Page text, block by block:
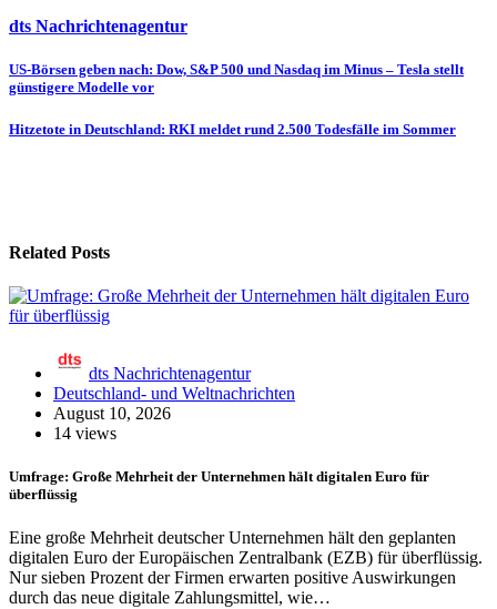
dts Nachrichtenagentur
Beitragsnavigation
US-Börsen geben nach: Dow, S&P 500 und Nasdaq im Minus – Tesla stellt
günstigere Modelle vor
Hitzetote in Deutschland: RKI meldet rund 2.500 Todesfälle im Sommer
Related Posts
dts Nachrichtenagentur
Deutschland- und Weltnachrichten
August 10, 2026
14 views
Umfrage: Große Mehrheit der Unternehmen hält digitalen Euro für
überflüssig
Eine große Mehrheit deutscher Unternehmen hält den geplanten
digitalen Euro der Europäischen Zentralbank (EZB) für überflüssig.
Nur sieben Prozent der Firmen erwarten positive Auswirkungen
durch das neue digitale Zahlungsmittel, wie…